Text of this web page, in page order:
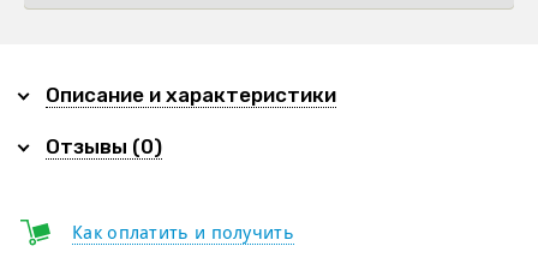
Описание и характеристики
Отзывы (0)
Как оплатить и получить